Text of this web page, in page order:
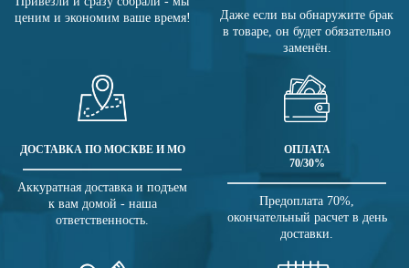
ценим и экономим ваше время!
Даже если вы обнаружите брак
в товаре, он будет обязательно
заменён.
ДОСТАВКА ПО МОСКВЕ И МО
Аккуратная доставка и подъем
к вам домой - наша
ответственность.
ОПЛАТА
70/30%
Предоплата 70%,
окончательный расчет в день
доставки.